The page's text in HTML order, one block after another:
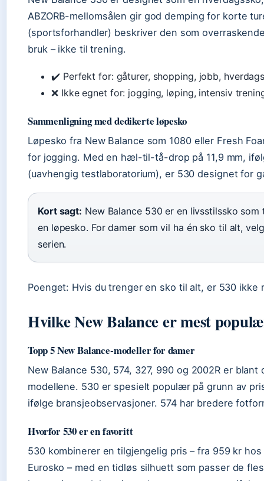
ABZORB-mellomsålen gir god demping for korte
(sportsforhandler) beskriver den som
bruk – ikke til trening.
✔️ Perfekt for: gåturer, shopping, jobb,
❌ Ikke egnet for: jogging, løping, intensiv
Sammenligning med dedikerte løpesko
Løpesko fra New Balance som 1080 eller Fresh
for jogging. Med en hæl-til-tå-drop på 11,9 mm,
(uavhengig testlaboratorium), er 530 designet for
Kort sagt: New Balance 530 er en livsstilssko
en løpesko. For damer som vil ha én sko til alt,
serien.
Poenget: Hvis du trenger en sko til alt, er 530 ikke
Hvilke New Balance er mest
Topp 5 New Balance-modeller for damer
New Balance 530, 574, 327, 990 og 2002R er
modellene. 530 er spesielt populær på grunn av
ifølge bransjeobservasjoner. 574 har bredere
Hvorfor 530 er en favoritt
530 kombinerer en tilgjengelig pris – fra 959 kr
Eurosko – med en tidløs silhuett som passer de